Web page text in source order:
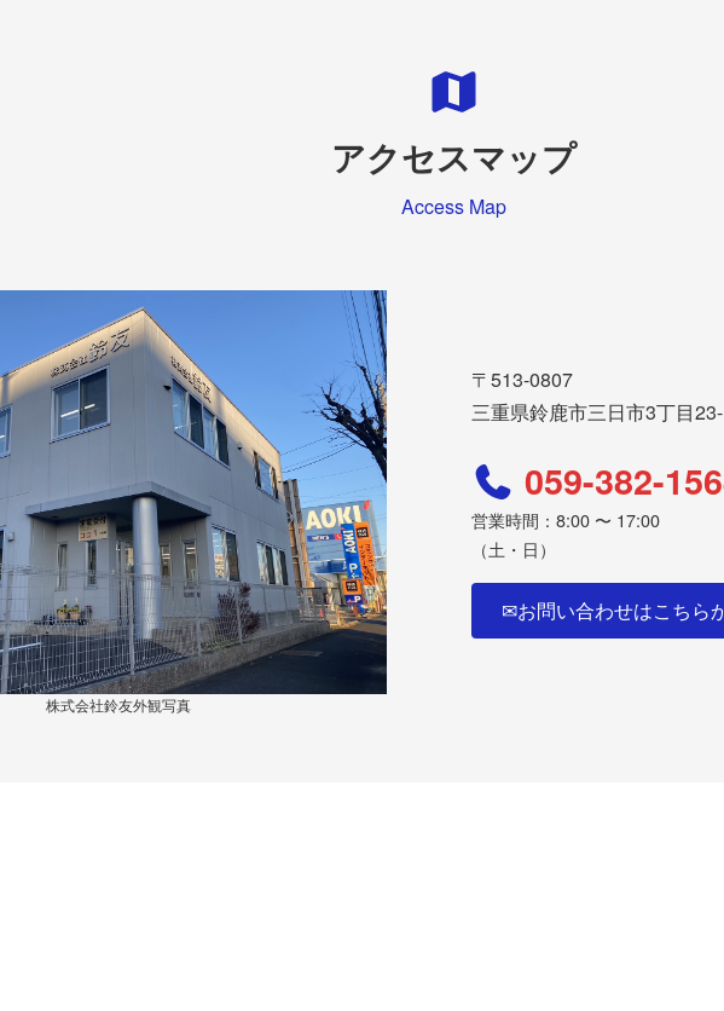
アクセスマップ
Access Map
株式会社鈴友外観写真
〒513-0807
三重県鈴鹿市三日市3丁目
059-382-
営業時間：8:00 〜 17:00
（土・日）
✉お問い合わせはこちら